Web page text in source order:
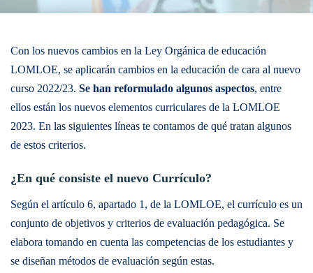
Con los nuevos cambios en la Ley Orgánica de educación
LOMLOE, se aplicarán cambios en la educación de cara al nuevo
curso 2022/23. Se han reformulado algunos aspectos, entre
ellos están los nuevos elementos curriculares de la LOMLOE
2023. En las siguientes líneas te contamos de qué tratan algunos
de estos criterios.
¿En qué consiste el nuevo Currículo?
Según el artículo 6, apartado 1, de la LOMLOE, el currículo es un
conjunto de objetivos y criterios de evaluación pedagógica. Se
elabora tomando en cuenta las competencias de los estudiantes y
se diseñan métodos de evaluación según estas.